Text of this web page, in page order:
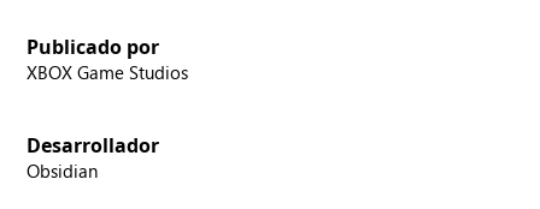
Publicado por
XBOX Game Studios
Desarrollador
Obsidian